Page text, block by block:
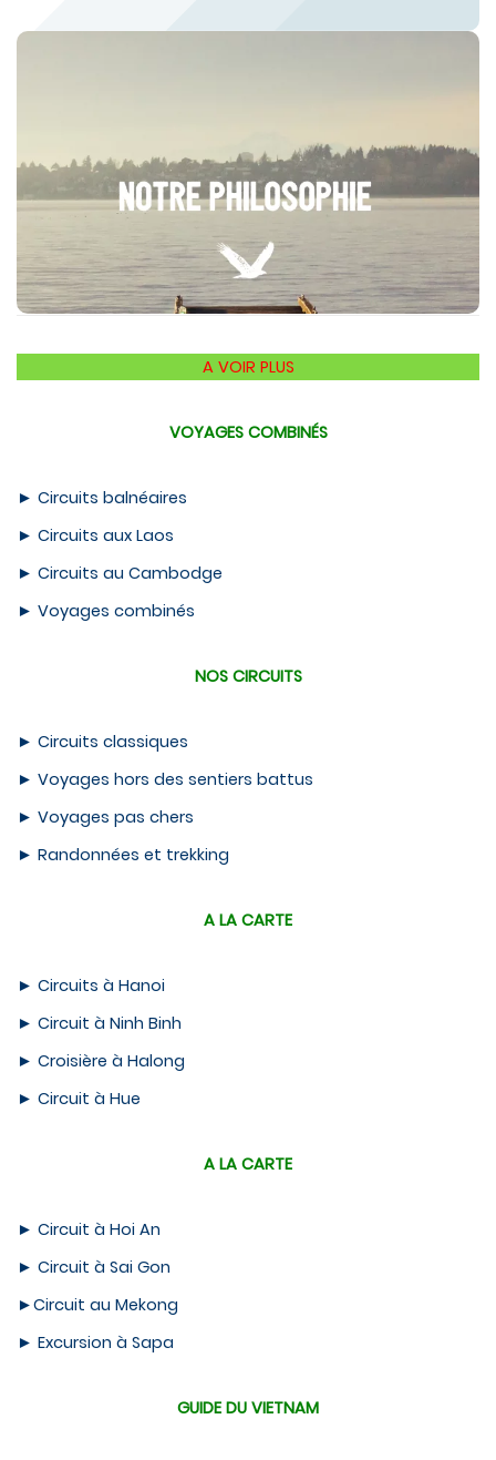
NOTRE PHILOSOPHIE
A VOIR PLUS
VOYAGES COMBINÉS
► Circuits balnéaires
► Circuits aux Laos
► Circuits au Cambodge
► Voyages combinés
NOS CIRCUITS
► Circuits classiques
► Voyages hors des sentiers battus
► Voyages pas chers
► Randonnées et trekking
A LA CARTE
► Circuits à Hanoi
► Circuit à Ninh Binh
► Croisière à Halong
► Circuit à Hue
A LA CARTE
► Circuit à Hoi An
► Circuit à Sai Gon
►Circuit au Mekong
► Excursion à Sapa
GUIDE DU VIETNAM